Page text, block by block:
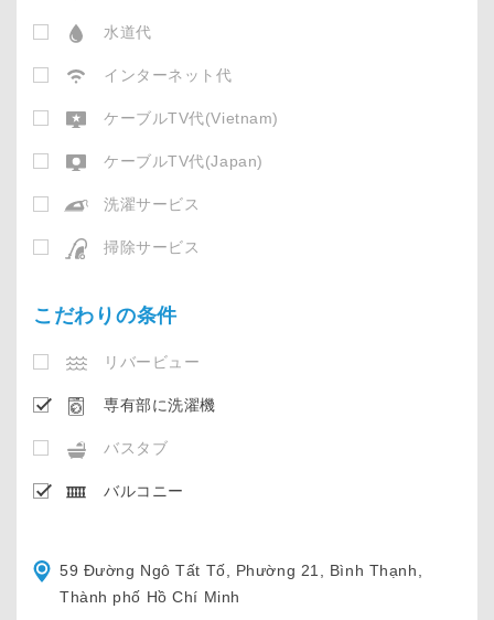
水道代
インターネット代
ケーブルTV代(Vietnam)
ケーブルTV代(Japan)
洗濯サービス
掃除サービス
こだわりの条件
リバービュー
専有部に洗濯機
バスタブ
バルコニー
59 Đường Ngô Tất Tố, Phường 21, Bình Thạnh,
Thành phố Hồ Chí Minh